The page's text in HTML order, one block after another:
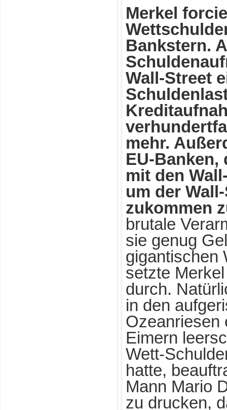
Merkel
Bankstern.
Wall-Street
mehr.
EU-Banken,
mit den
um der
zukommen
brutale
sie genug
gigantischen
setzte
durch.
in den
Ozeanriesen
Eimern
Wett-
hatte,
Mann Mario
zu drucken,